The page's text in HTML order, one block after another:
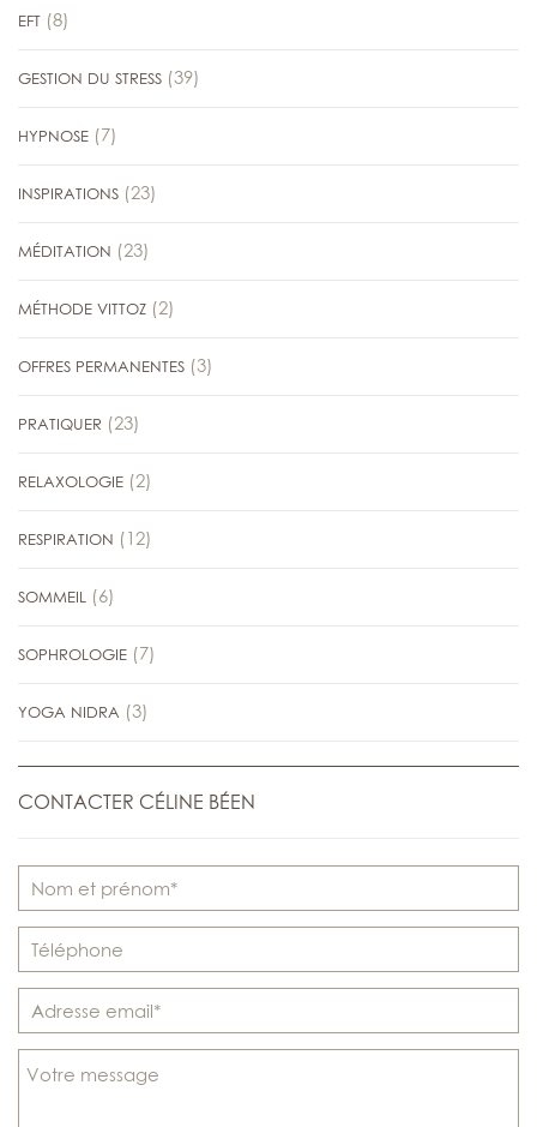
EFT (8)
GESTION DU STRESS (39)
HYPNOSE (7)
INSPIRATIONS (23)
MÉDITATION (23)
MÉTHODE VITTOZ (2)
OFFRES PERMANENTES (3)
PRATIQUER (23)
RELAXOLOGIE (2)
RESPIRATION (12)
SOMMEIL (6)
SOPHROLOGIE (7)
YOGA NIDRA (3)
CONTACTER CÉLINE BÉEN